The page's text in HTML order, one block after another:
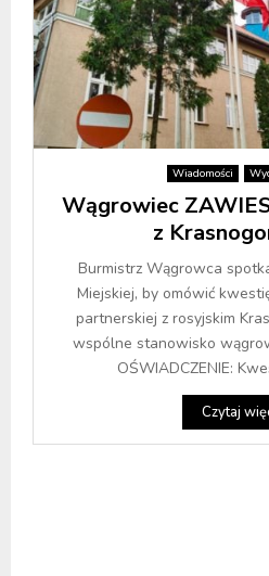
Wiadomości
Wągrowiec
z
Burmistrz Wągrowca
Miejskiej, by omówić
partnerskiej z rosyjskim
wspólne stanowisko
OŚWIADCZENIE:
Czytaj